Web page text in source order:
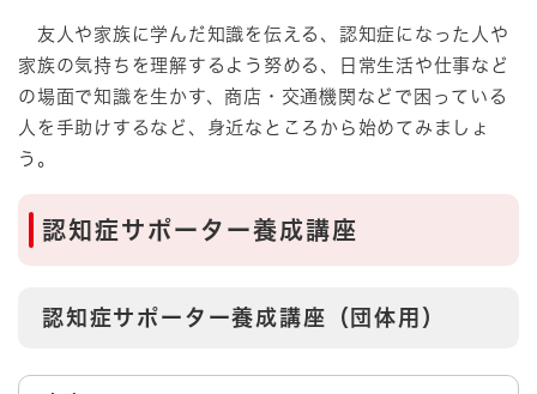
友人や家族に学んだ知識を伝える、認知症になった人や
家族の気持ちを理解するよう努める、日常生活や仕事など
の場面で知識を生かす、商店・交通機関などで困っている
人を手助けするなど、身近なところから始めてみましょ
う。
認知症サポーター養成講座
認知症サポーター養成講座（団体用）